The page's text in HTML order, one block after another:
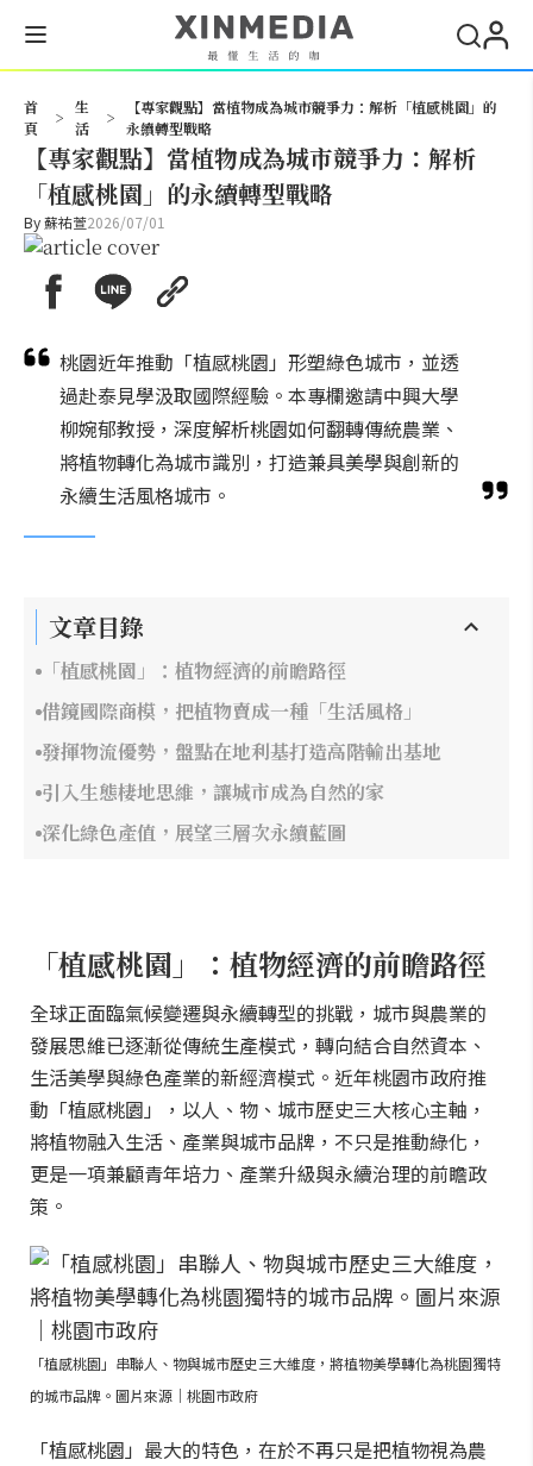
首
頁
>
生
活
>
【專家觀點】當植物成為城市競爭力：解析「植感桃園」的
永續轉型戰略
【專家觀點】當植物成為城市競爭力：解析
「植感桃園」的永續轉型戰略
By蘇祐萱2026/07/01
桃園近年推動「植感桃園」形塑綠色城市，並透
過赴泰見學汲取國際經驗。本專欄邀請中興大學
柳婉郁教授，深度解析桃園如何翻轉傳統農業、
將植物轉化為城市識別，打造兼具美學與創新的
永續生活風格城市。
文章目錄
「植感桃園」：植物經濟的前瞻路徑
借鏡國際商模，把植物賣成一種「生活風格」
發揮物流優勢，盤點在地利基打造高階輸出基地
引入生態棲地思維，讓城市成為自然的家
深化綠色產值，展望三層次永續藍圖
「植感桃園」：植物經濟的前瞻路徑
全球正面臨氣候變遷與永續轉型的挑戰，城市與農業的
發展思維已逐漸從傳統生產模式，轉向結合自然資本、
生活美學與綠色產業的新經濟模式。近年桃園市政府推
動「植感桃園」，以人、物、城市歷史三大核心主軸，
將植物融入生活、產業與城市品牌，不只是推動綠化，
更是一項兼顧青年培力、產業升級與永續治理的前瞻政
策。
「植感桃園」串聯人、物與城市歷史三大維度，將植物美學轉化為桃園獨特
的城市品牌。圖片來源｜桃園市政府
「植感桃園」最大的特色，在於不再只是把植物視為農